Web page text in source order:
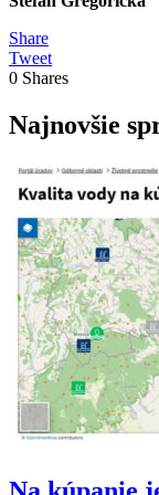
Share
Tweet
0 Shares
Najnovšie